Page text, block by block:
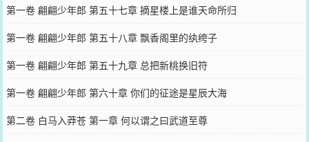
第一卷 翩翩少年郎 第五十七章 摘星楼上是谁天命所归
第一卷 翩翩少年郎 第五十八章 飘香阁里的纨绔子
第一卷 翩翩少年郎 第五十九章 总把新桃换旧符
第一卷 翩翩少年郎 第六十章 你们的征途是星辰大海
第二卷 白马入莽苍 第一章 何以谓之曰武道至尊